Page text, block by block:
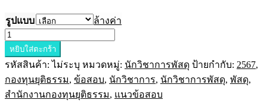
รูปแบบ ล้างค่า
หยิบใส่ตะกร้า
รหัสสินค้า:ไม่ระบุ หมวดหมู่: นักวิชาการพัสดุ ป้ายกำกับ: 2567,
กองทุนยุติธรรม, ข้อสอบ, นักวิชาการ, นักวิชาการพัสดุ, พัสดุ,
สำนักงานกองทุนยุติธรรม, แนวข้อสอบ